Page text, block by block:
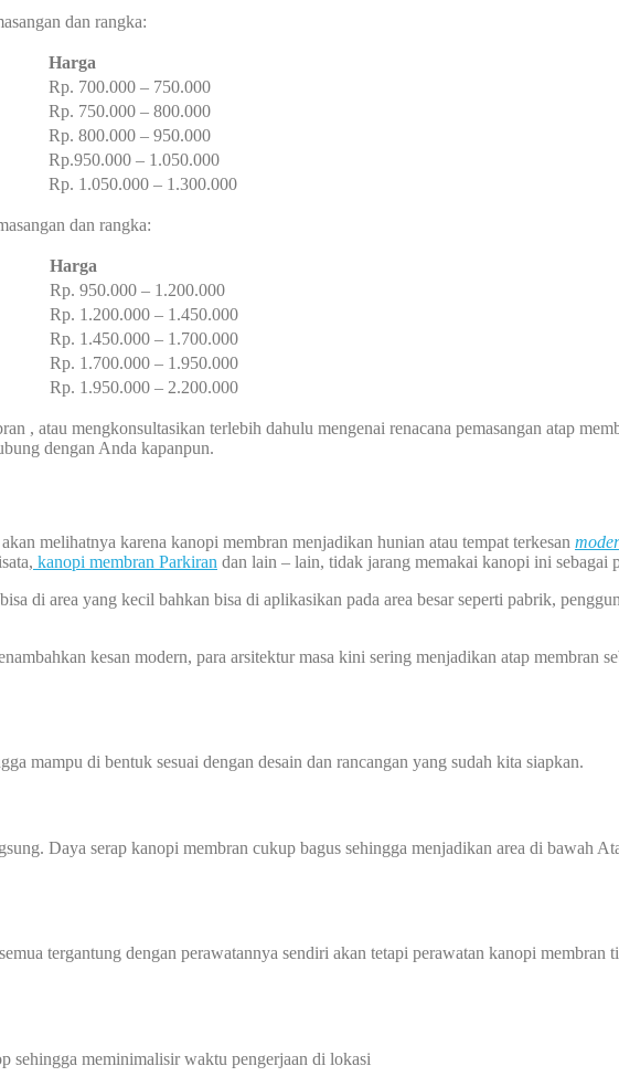
dan rangka:
Harga
Rp. 700.000 – 750.000
Rp. 750.000 – 800.000
Rp. 800.000 – 950.000
Rp.950.000 – 1.050.000
Rp. 1.050.000 – 1.300.000
dan rangka:
Harga
Rp. 950.000 – 1.200.000
Rp. 1.200.000 – 1.450.000
Rp. 1.450.000 – 1.700.000
Rp. 1.700.000 – 1.950.000
Rp. 1.950.000 – 2.200.000
, atau mengkonsultasikan terlebih dahulu mengenai renacana pemasangan atap
dengan Anda kapanpun.
melihatnya karena kanopi membran menjadikan hunian atau tempat terkesan
kanopi membran Parkiran dan lain – lain, tidak jarang memakai kanopi ini sebagai
di area yang kecil bahkan bisa di aplikasikan pada area besar seperti pabrik,
kesan modern, para arsitektur masa kini sering menjadikan atap membran
mampu di bentuk sesuai dengan desain dan rancangan yang sudah kita siapkan.
Daya serap kanopi membran cukup bagus sehingga menjadikan area di bawah
tergantung dengan perawatannya sendiri akan tetapi perawatan kanopi membran
sehingga meminimalisir waktu pengerjaan di lokasi